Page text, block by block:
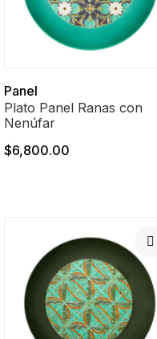
Panel
Plato Panel Ranas con
Nenúfar
$6,800.00